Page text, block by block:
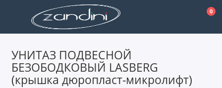
0
УНИТАЗ ПОДВЕСНОЙ
БЕЗОБОДКОВЫЙ LASBERG
(крышка дюропласт-микролифт)